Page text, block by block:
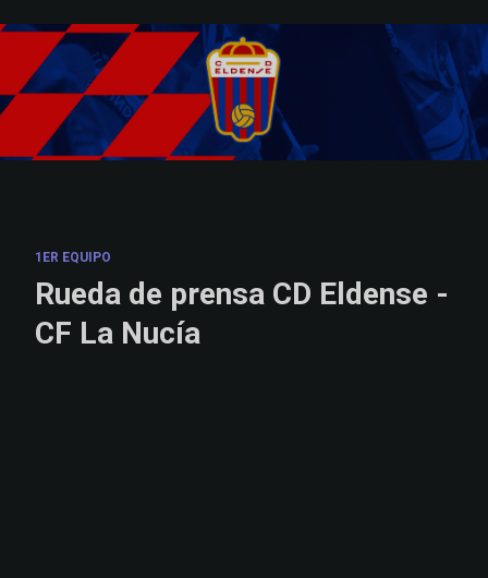
1ER EQUIPO
Rueda de prensa CD Eldense -
CF La Nucía